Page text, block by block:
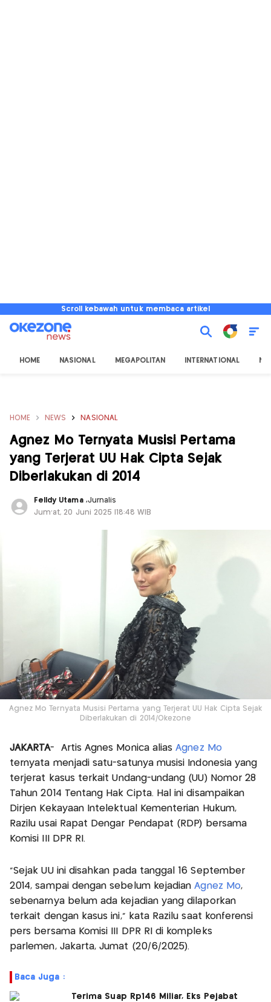
Scroll kebawah untuk membaca artikel
HOME NASIONAL MEGAPOLITAN INTERNATIONAL
HOME NEWS NASIONAL
Agnez Mo Ternyata Musisi Pertama
yang Terjerat UU Hak Cipta Sejak
Diberlakukan di 2014
Felldy Utama ,Jurnalis
Jum'at, 20 Juni 2025 |18:48 WIB
Agnez Mo Ternyata Musisi Pertama yang Terjerat UU Hak Cipta Sejak
Diberlakukan di 2014/Okezone
JAKARTA- Artis Agnes Monica alias Agnez Mo
ternyata menjadi satu-satunya musisi Indonesia yang
terjerat kasus terkait Undang-undang (UU) Nomor 28
Tahun 2014 Tentang Hak Cipta. Hal ini disampaikan
Dirjen Kekayaan Intelektual Kementerian Hukum,
Razilu usai Rapat Dengar Pendapat (RDP) bersama
Komisi III DPR RI.
"Sejak UU ini disahkan pada tanggal 16 September
2014, sampai dengan sebelum kejadianAgnez Mo,
sebenarnya belum ada kejadian yang dilaporkan
terkait dengan kasus ini," kata Razilu saat konferensi
pers bersama Komisi III DPR RI di kompleks
parlemen, Jakarta, Jumat (20/6/2025).
Baca Juga :
Terima Suap Rp146 Miliar, Eks Pejabat